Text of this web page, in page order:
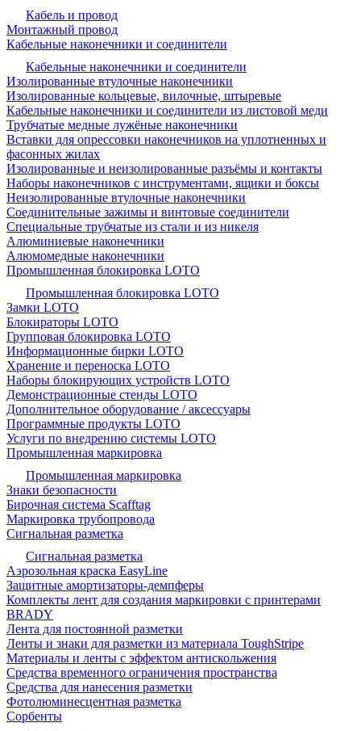
Кабель и провод
Монтажный провод
Кабельные наконечники и соединители
Кабельные наконечники и соединители
Изолированные втулочные наконечники
Изолированные кольцевые, вилочные, штыревые
Кабельные наконечники и соединители из листовой меди
Трубчатые медные лужёные наконечники
Вставки для опрессовки наконечников на уплотненных и
фасонных жилах
Изолированные и неизолированные разъёмы и контакты
Наборы наконечников с инструментами, ящики и боксы
Неизолированные втулочные наконечники
Соединительные зажимы и винтовые соединители
Специальные трубчатые из стали и из никеля
Алюминиевые наконечники
Алюмомедные наконечники
Промышленная блокировка LOTO
Промышленная блокировка LOTO
Замки LOTO
Блокираторы LOTO
Групповая блокировка LOTO
Информационные бирки LOTO
Хранение и переноска LOTO
Наборы блокирующих устройств LOTO
Демонстрационные стенды LOTO
Дополнительное оборудование / аксессуары
Программные продукты LOTO
Услуги по внедрению системы LOTO
Промышленная маркировка
Промышленная маркировка
Знаки безопасности
Бирочная система Scafftag
Маркировка трубопровода
Сигнальная разметка
Сигнальная разметка
Аэрозольная краска EasyLine
Защитные амортизаторы-демпферы
Комплекты лент для создания маркировки с принтерами
BRADY
Лента для постоянной разметки
Ленты и знаки для разметки из материала ToughStripe
Материалы и ленты с эффектом антискольжения
Средства временного ограничения пространства
Средства для нанесения разметки
Фотолюминесцентная разметка
Сорбенты